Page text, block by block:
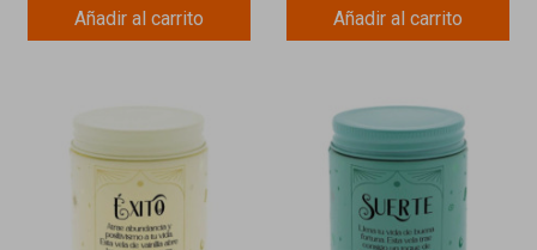
Añadir al carrito Añadir al carrito